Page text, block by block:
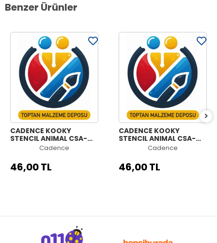
Benzer Ürünler
CADENCE KOOKY
STENCIL ANIMAL CSA-
008 25X25CM
Cadence
46,00 TL
CADENCE KOOKY
STENCIL ANIMAL CSA-
006 25X25CM
Cadence
46,00 TL